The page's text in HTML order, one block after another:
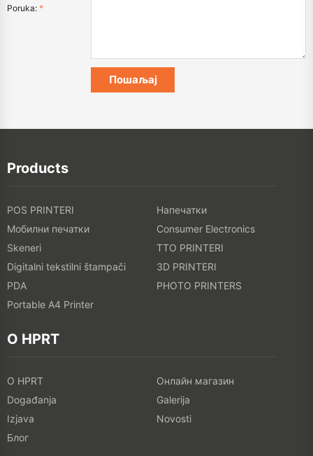
Poruka: *
Products
POS PRINTERI
Напечатки
Мобилни печатки
Consumer Electronics
Skeneri
TTO PRINTERI
Digitalni tekstilni štampači
3D PRINTERI
PDA
PHOTO PRINTERS
Portable A4 Printer
O HPRT
O HPRT
Онлайн магазин
Događanja
Galerija
Izjava
Novosti
Блог